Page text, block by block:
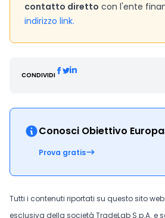
contatto diretto con l'ente
indirizzo link.
CONDIVIDI
Conosci Obiettivo
Prova gratis
Tutti i contenuti riportati su questo sito
esclusiva della società TradeLab S.p.A. e